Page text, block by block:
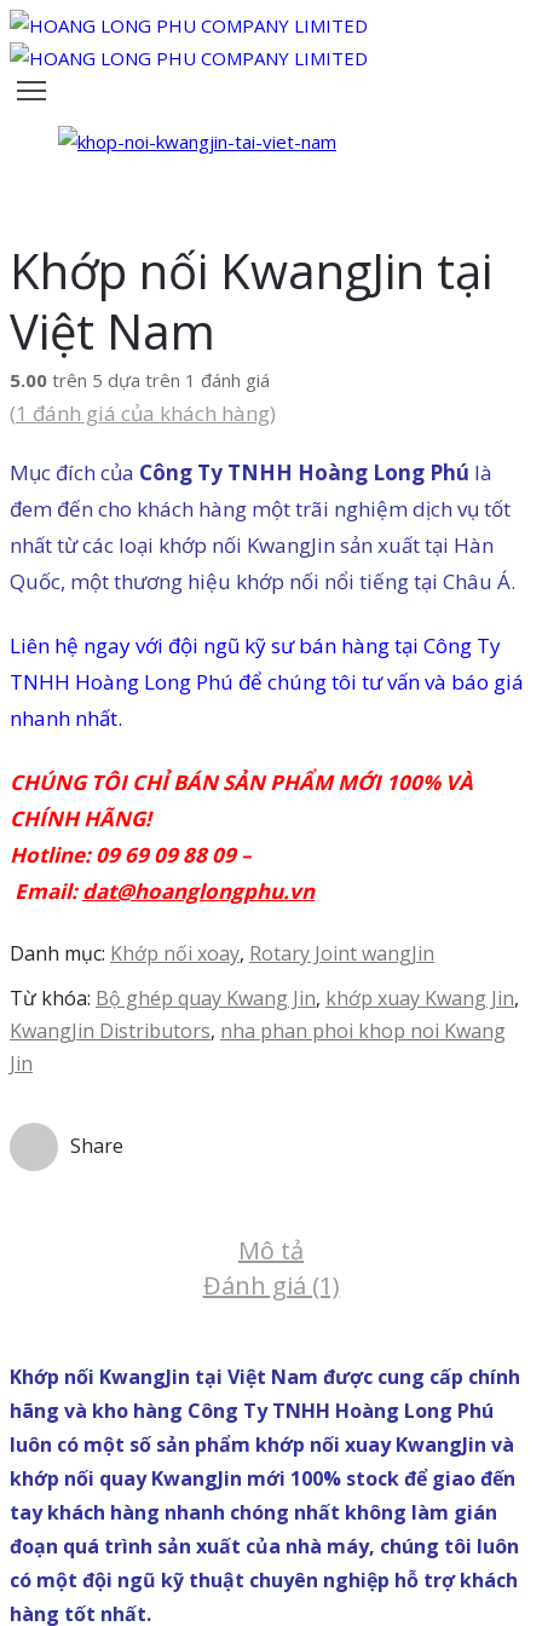
TRANG
CHỦ
PHẨM
ĐỘI
NGŨ
CHÚNG
TÔI
TỨC
LIÊN
HỆ
Khớp nối KwangJin tại
Việt Nam
5.00 trên 5 dựa trên 1 đánh giá
(1 đánh giá của khách hàng)
Mục đích của Công Ty TNHH Hoàng Long Phú là
đem đến cho khách hàng một trãi nghiệm dịch vụ tốt
nhất từ các loại khớp nối KwangJin sản xuất tại Hàn
Quốc, một thương hiệu khớp nối nổi tiếng tại Châu Á.
Liên hệ ngay với đội ngũ kỹ sư bán hàng tại Công Ty
TNHH Hoàng Long Phú để chúng tôi tư vấn và báo giá
nhanh nhất.
CHÚNG TÔI CHỈ BÁN SẢN PHẨM MỚI 100% VÀ
CHÍNH HÃNG!
Hotline: 09 69 09 88 09 –
Email:dat@hoanglongphu.vn
Danh mục: Khớp nối xoay, Rotary Joint wangJin
Từ khóa: Bộ ghép quay Kwang Jin, khớp xuay Kwang Jin,
KwangJin Distributors, nha phan phoi khop noi Kwang
Jin
Share
Mô tả
Đánh giá (1)
Khớp nối KwangJin tại Việt Nam được cung cấp chính
hãng và kho hàng Công Ty TNHH Hoàng Long Phú
luôn có một số sản phẩm khớp nối xuay KwangJin và
khớp nối quay KwangJin mới 100% stock để giao đến
tay khách hàng nhanh chóng nhất không làm gián
đoạn quá trình sản xuất của nhà máy, chúng tôi luôn
có một đội ngũ kỹ thuật chuyên nghiệp hỗ trợ khách
hàng tốt nhất.